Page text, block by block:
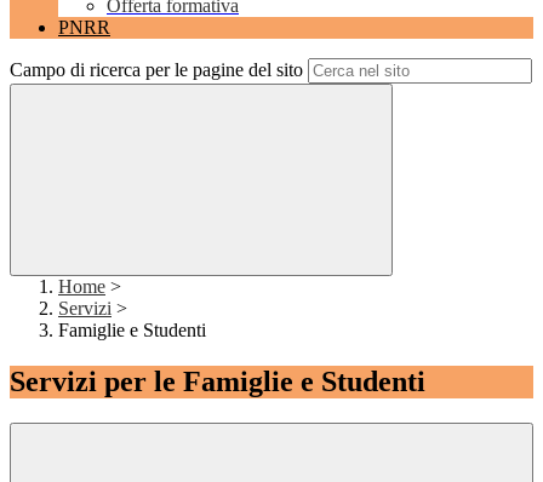
Offerta formativa
PNRR
Campo di ricerca per le pagine del sito
Home >
Servizi >
Famiglie e Studenti
Servizi per le Famiglie e Studenti